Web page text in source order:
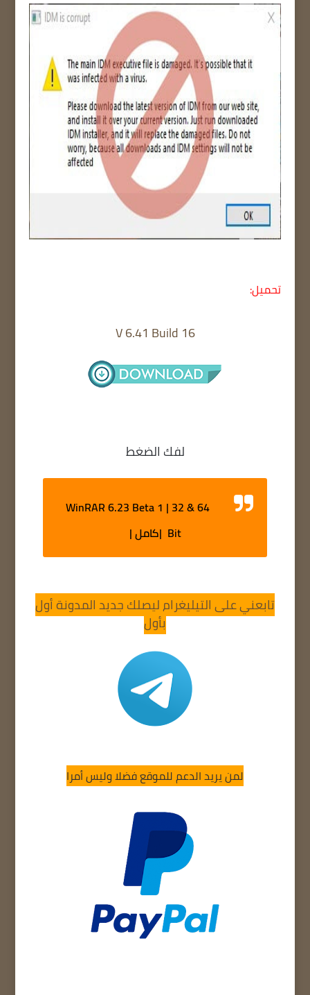
تحميل:
V 6.41 Build 16
لفك الضغط
WinRAR 6.23 Beta 1 | 32 & 64
Bit |كامل |
تابعني على التيليغرام ليصلك جديد المدونة أول
بأول
لمن يريد الدعم للموقع فضلا وليس أمرا